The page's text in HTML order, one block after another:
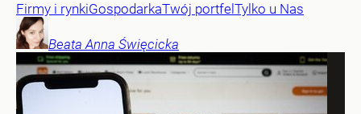
Firmy i rynkiGospodarkaTwój portfel Tylko u Nas
Beata Anna Święcicka